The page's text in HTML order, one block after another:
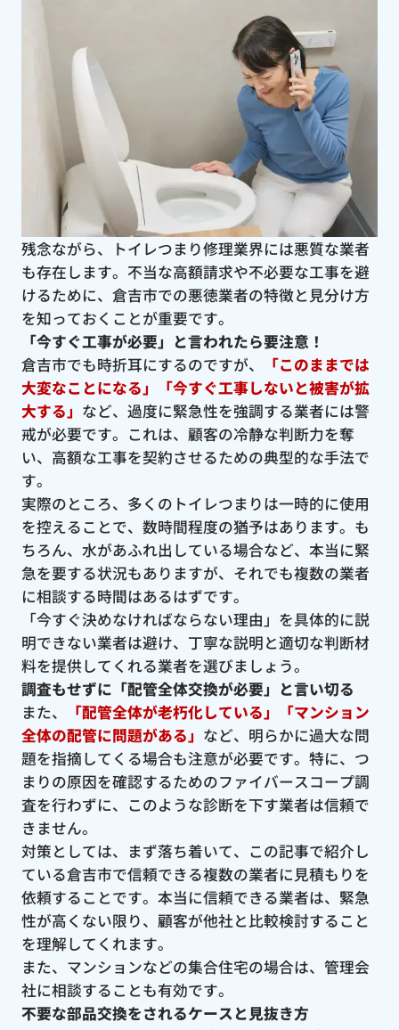
残念ながら、トイレつまり修理業界には悪質な業者
も存在します。不当な高額請求や不必要な工事を避
けるために、倉吉市での悪徳業者の特徴と見分け方
を知っておくことが重要です。
「今すぐ工事が必要」と言われたら要注意！
倉吉市でも時折耳にするのですが、
「このままでは
大変なことになる」「今すぐ工事しないと被害が拡
大する」 など、過度に緊急性を強調する業者には警
戒が必要です。これは、顧客の冷静な判断力を奪
い、高額な工事を契約させるための典型的な手法で
す。
実際のところ、多くのトイレつまりは一時的に使用
を控えることで、数時間程度の猶予はあります。も
ちろん、水があふれ出している場合など、本当に緊
急を要する状況もありますが、それでも複数の業者
に相談する時間はあるはずです。
「今すぐ決めなければならない理由」を具体的に説
明できない業者は避け、丁寧な説明と適切な判断材
料を提供してくれる業者を選びましょう。
調査もせずに「配管全体交換が必要」と言い切る
また、
「配管全体が老朽化している」「マンション
全体の配管に問題がある」 など、明らかに過大な問
題を指摘してくる場合も注意が必要です。特に、つ
まりの原因を確認するためのファイバースコープ調
査を行わずに、このような診断を下す業者は信頼で
きません。
対策としては、まず落ち着いて、この記事で紹介し
ている倉吉市で信頼できる複数の業者に見積もりを
依頼することです。本当に信頼できる業者は、緊急
性が高くない限り、顧客が他社と比較検討すること
を理解してくれます。
また、マンションなどの集合住宅の場合は、管理会
社に相談することも有効です。
不要な部品交換をされるケースと見抜き方